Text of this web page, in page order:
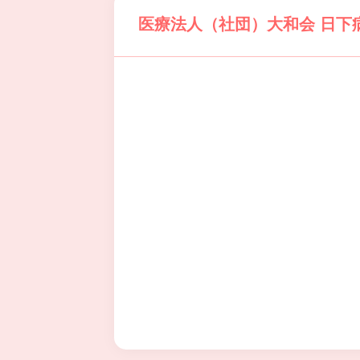
医療法人（社団）大和会 日下